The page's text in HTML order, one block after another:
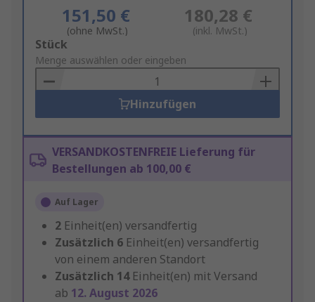
151,50 €
(ohne MwSt.)
180,28 €
(inkl. MwSt.)
Add
to
Basket
Stück
Menge auswählen oder eingeben
Hinzufügen
VERSANDKOSTENFREIE Lieferung für
Bestellungen ab 100,00 €
Auf Lager
2 Einheit(en) versandfertig
Zusätzlich 6 Einheit(en) versandfertig
von einem anderen Standort
Zusätzlich 14 Einheit(en) mit Versand
ab 12. August 2026